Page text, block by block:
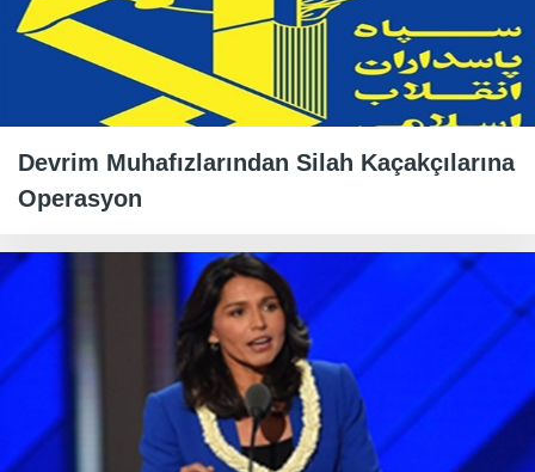
Devrim Muhafızlarından Silah Kaçakçılarına
Operasyon